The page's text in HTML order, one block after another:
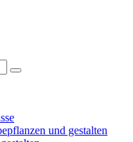
und gestalten